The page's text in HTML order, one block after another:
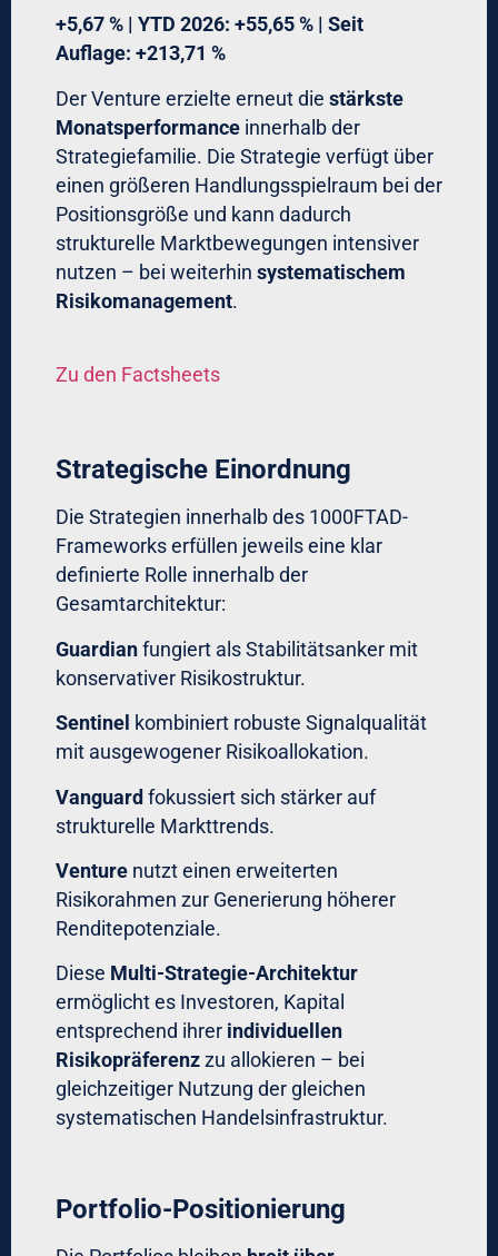
+5,67 % | YTD 2026: +55,65 % | Seit
Auflage: +213,71 %
Der Venture erzielte erneut die stärkste
Monatsperformance innerhalb der
Strategiefamilie. Die Strategie verfügt über
einen größeren Handlungsspielraum bei der
Positionsgröße und kann dadurch
strukturelle Marktbewegungen intensiver
nutzen – bei weiterhin systematischem
Risikomanagement.
Zu den Factsheets
Strategische Einordnung
Die Strategien innerhalb des 1000FTAD-
Frameworks erfüllen jeweils eine klar
definierte Rolle innerhalb der
Gesamtarchitektur:
Guardian fungiert als Stabilitätsanker mit
konservativer Risikostruktur.
Sentinel kombiniert robuste Signalqualität
mit ausgewogener Risikoallokation.
Vanguard fokussiert sich stärker auf
strukturelle Markttrends.
Venture nutzt einen erweiterten
Risikorahmen zur Generierung höherer
Renditepotenziale.
Diese Multi-Strategie-Architektur
ermöglicht es Investoren, Kapital
entsprechend ihrer individuellen
Risikopräferenz zu allokieren – bei
gleichzeitiger Nutzung der gleichen
systematischen Handelsinfrastruktur.
Portfolio-Positionierung